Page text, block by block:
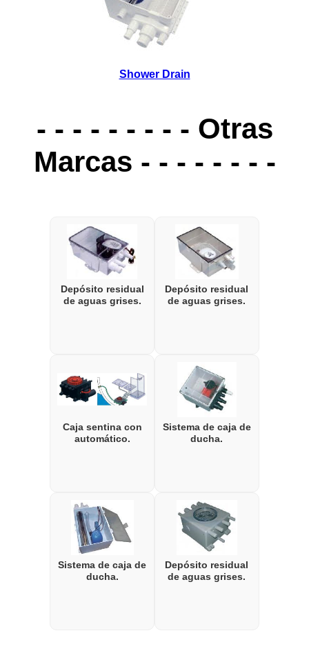
Shower Drain
- - - - - - - - - Otras
Marcas - - - - - - - -
Depósito residual
de aguas grises.
Depósito residual
de aguas grises.
Caja sentina con
automático.
Sistema de caja de
ducha.
Sistema de caja de
ducha.
Depósito residual
de aguas grises.